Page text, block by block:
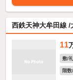
西鉄天神大牟田線 /
11
敷/礼
階